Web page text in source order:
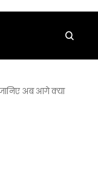
अब आगे क्या